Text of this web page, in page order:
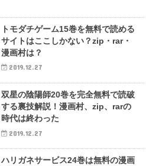
トモダチゲーム15巻を無料で読める
サイトはここしかない？zip・rar・
漫画村は？
2019.12.27
双星の陰陽師20巻を完全無料で読破
する裏技解説！漫画村、zip、rarの
時代は終わった
2019.12.27
ハリガネサービス24巻は無料の漫画